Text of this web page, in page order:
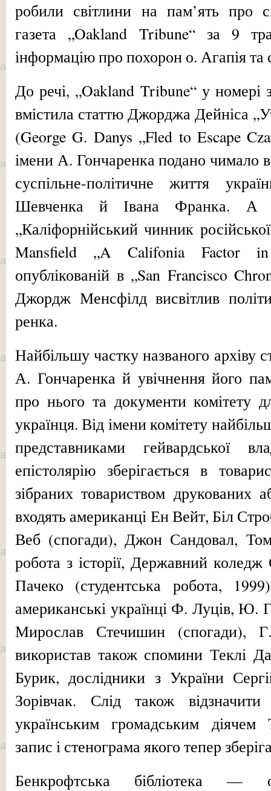
робили світлини на пам’ять про
газета „Oakland Tribune“ за 9
інформацію про по­хорон о. Агапія та
До речі, „Oakland Tribune“ у номері
вмістила статтю Джорджа Дейніса
(George G. Danys „Fled to Escape
імени А. Гон­чаренка подано чимало
суспільне-політичне життя
Шевченка й Івана Франка. А
„Каліфорнійський чинник
Mansfield „A Califonia Factor in
опублікованій в „San Francisco
Джордж Менсфілд висвітлив
ренка.
Найбільшу частку названого архіву
А. Гончаренка й увічнення його
про нього та документи комітету
українця. Від імени комітету
представниками гейвардської
епістолярію зберігається в
зібраних товариством друкованих
входять американці Ен Вейт, Біл
Веб (спогади), Джон Сандовал,
робо­та з історії, Державний
Пачеко (студентська робота,
американські українці Ф. Луців, Ю.
Мирослав Стечишин (спо­гади),
використав також спо­мини Теклі
Бурик, дослідники з України
Зорівчак. Слід також
українським громадським
запис і стенограма якого тепер
Бенкрофтська бібліотека —